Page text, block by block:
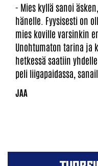
- Mies kyllä sanoi
hänelle. Fyysisesti on
mies koville varsinkin
Unohtumaton tarina ja
hetkessä saatiin
peli liigapaidassa,